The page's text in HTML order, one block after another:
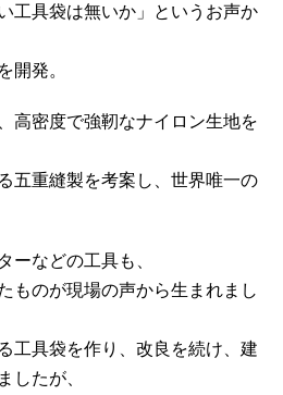
工具袋は無いか」というお声か
開発。
高密度で強靭なナイロン生地を
五重縫製を考案し、世界唯一の
ーなどの工具も、
ものが現場の声から生まれまし
工具袋を作り、改良を続け、建
したが、